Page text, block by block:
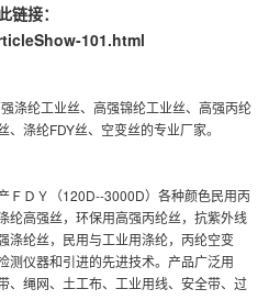
接：
101.html
涤纶工业丝、高强锦纶工业丝、高强丙纶
涤纶FDY丝、空变丝的专业厂家。
ＦＤＹ（120D--3000D）各种颜色民用丙
纶高强丝，环保用高强丙纶丝，抗紫外线
涤纶丝，民用与工业用涤纶，丙纶空变
测仪器和引进的先进技术。产品广泛用
、绳网、土工布、工业用线、安全带、过